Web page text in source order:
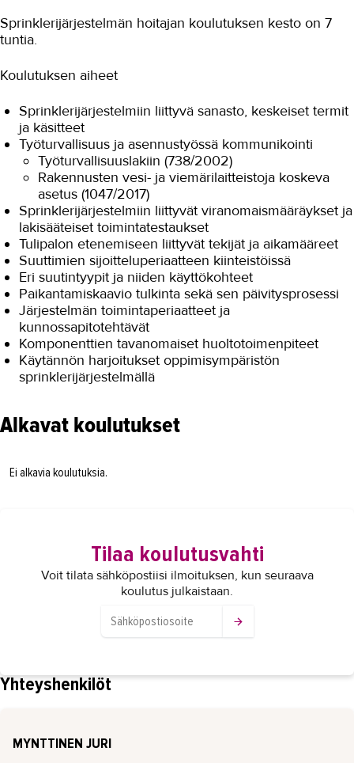
Sprinklerijärjestelmän hoitajan koulutuksen kesto on 7
tuntia.
Koulutuksen aiheet
Sprinklerijärjestelmiin liittyvä sanasto, keskeiset termit
ja käsitteet
Työturvallisuus ja asennustyössä kommunikointi
Työturvallisuuslakiin (738/2002)
Rakennusten vesi- ja viemärilaitteistoja koskeva
asetus (1047/2017)
Sprinklerijärjestelmiin liittyvät viranomaismääräykset ja
lakisääteiset toimintatestaukset
Tulipalon etenemiseen liittyvät tekijät ja aikamääreet
Suuttimien sijoitteluperiaatteen kiinteistöissä
Eri suutintyypit ja niiden käyttökohteet
Paikantamiskaavio tulkinta sekä sen päivitysprosessi
Järjestelmän toimintaperiaatteet ja
kunnossapitotehtävät
Komponenttien tavanomaiset huoltotoimenpiteet
Käytännön harjoitukset oppimisympäristön
sprinklerijärjestelmällä
Alkavat koulutukset
Ei alkavia koulutuksia.
Tilaa koulutusvahti
Voit tilata sähköpostiisi ilmoituksen, kun seuraava
koulutus julkaistaan.
Yhteyshenkilöt
MYNTTINEN JURI